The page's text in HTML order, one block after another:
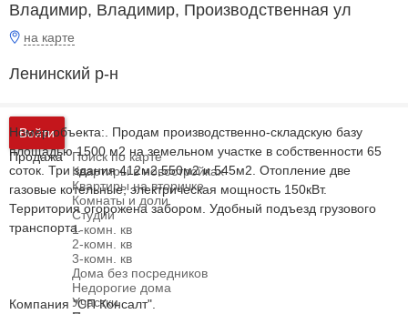
Войти
Продажа
Поиск по карте
Квартиры в новостройках
Квартиры на вторичке
Комнаты и доли
Студии
1-комн. кв
2-комн. кв
3-комн. кв
Дома без посредников
Недорогие дома
Участки
Владимир, Владимир, Производственная ул
на карте
Ленинский р-н
Номер объекта:. Продам производственно-складскую базу
площадью 1500 м2 на земельном участке в собственности 65
соток. Три здания 412м2,550м2 и 545м2. Отопление две
газовые котельные, электрическая мощность 150кВт.
Территория огорожена забором. Удобный подъезд грузового
транспорта.
Компания "СП Консалт".